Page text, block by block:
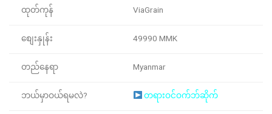
ထုတ်ကုန် ViaGrain
စျေးနှုန်း 49990 MMK
တည်နေရာ Myanmar
ဘယ်မှာဝယ်ရမလဲ? တရားဝင်ဝက်ဘ်ဆိုက်